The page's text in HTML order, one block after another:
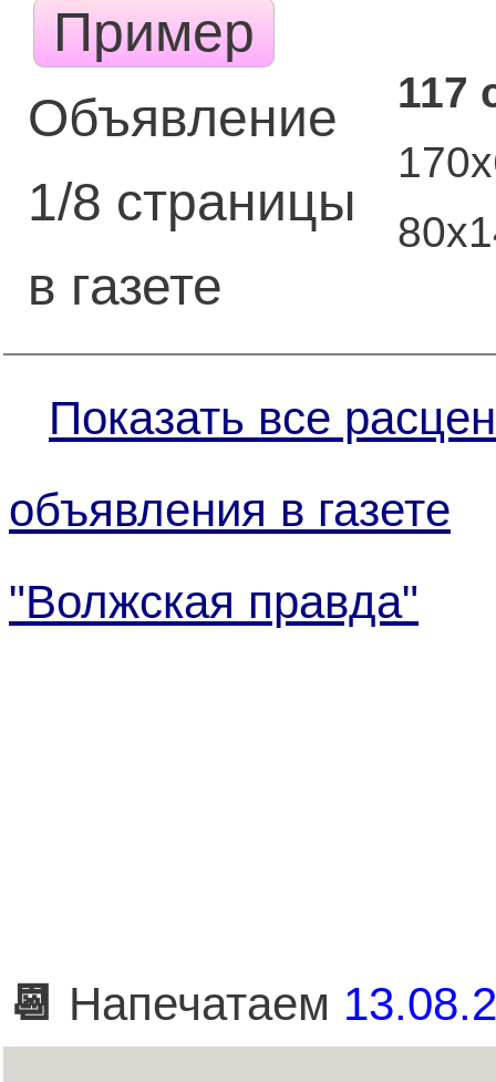
Пример
Объявление
1/8 страницы
в газете
117
Показать все
объявления в газете
"Волжская правда"
📆 Напечатаем